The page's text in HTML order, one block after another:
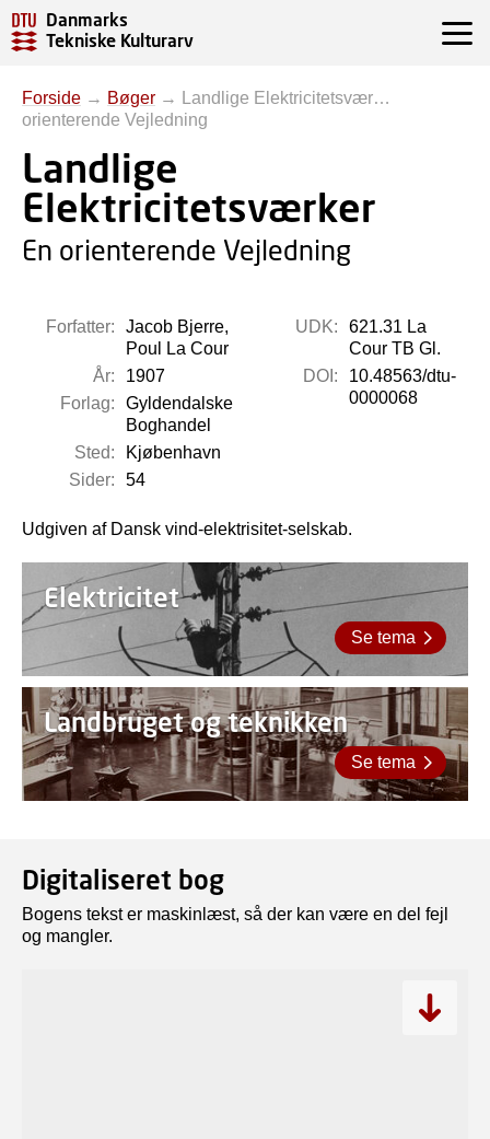
Danmarks
Tekniske Kulturarv
Forside → Bøger →
Landlige Elektricitetsvær…
orienterende Vejledning
Landlige
Elektricitetsværker
En orienterende Vejledning
Forfatter:
Jacob Bjerre,
Poul La Cour
År:
1907
Forlag:
Gyldendalske
Boghandel
Sted:
Kjøbenhavn
Sider:
54
UDK:
621.31 La
Cour TB Gl.
DOI:
10.48563/dtu-
0000068
Udgiven af Dansk vind-elektrisitet-selskab.
Elektricitet
Se tema
Landbruget og teknikken
Se tema
Digitaliseret bog
Bogens tekst er maskinlæst, så der kan være en del fejl
og mangler.